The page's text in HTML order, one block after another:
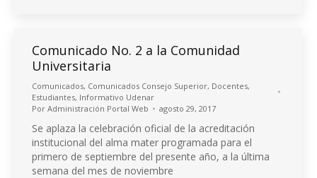
Comunicado No. 2 a la Comunidad
Universitaria
Comunicados, Comunicados Consejo Superior, Docentes,
Estudiantes, Informativo Udenar
Por Administración Portal Web agosto 29, 2017
Se aplaza la celebración oficial de la acreditación
institucional del alma mater programada para el
primero de septiembre del presente año, a la última
semana del mes de noviembre